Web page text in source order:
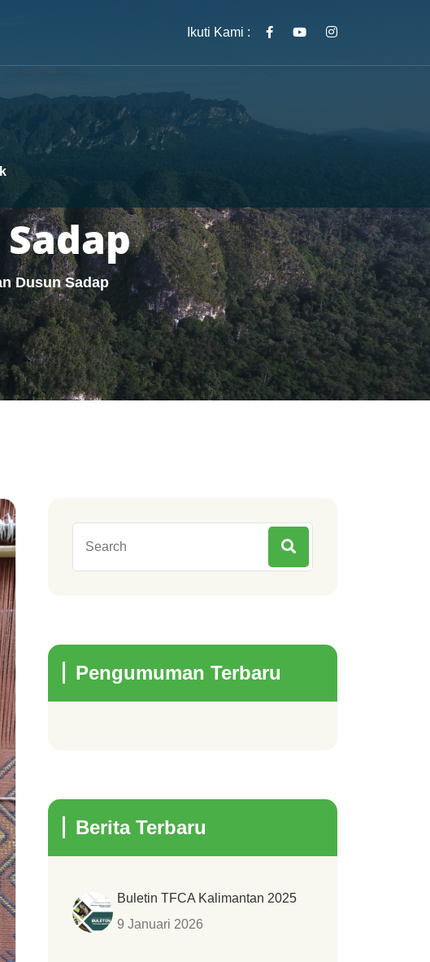
Ikuti Kami :
Dusun Sadap
Pengumuman Terbaru
Berita Terbaru
Buletin TFCA Kalimantan 2025
9 Januari 2026